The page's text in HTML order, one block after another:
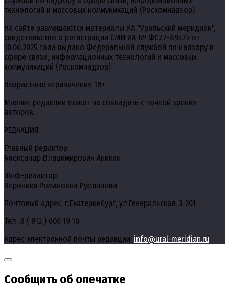
технологий и массовых коммуникаций (Роскомнадзор)
На сайте размещаются материалы ИА "Уральский меридиан",
свидетельство о регистрации СМИ ИА № ФС77-89575 от
10.06.2025 года выдано Федеральной службой по надзору в
сфере связи, информационных технологий и массовых
коммуникаций (Роскомнадзор)
Возрастные ограничения 18+
Мнение редакции может не совпадать с точкой зрения
авторов.
РЕДАКЦИЯ
Главный редактор:
Александр Владимирович Аникин
Шеф-редактор:
Вероника Романовна Румянцева
Почтовый адрес: г.Екатеринбург, ул.Генеральская, 3-201
Тел: 8 ( 912 ) 600 19 10
Адрес электронной почты редакции: info@ural-meridian.ru
Сообщить об опечатке